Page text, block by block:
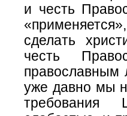
и честь
сделать
честь
православным
уже давно мы
требования